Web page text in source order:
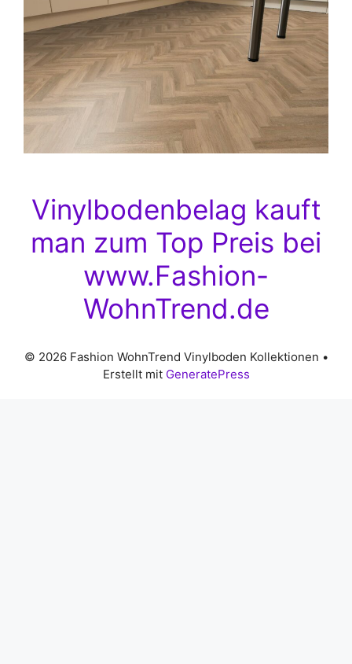
Vinylbodenbelag kauft
man zum Top Preis bei
www.Fashion-
WohnTrend.de
© 2026 Fashion WohnTrend Vinylboden Kollektionen •
Erstellt mit GeneratePress